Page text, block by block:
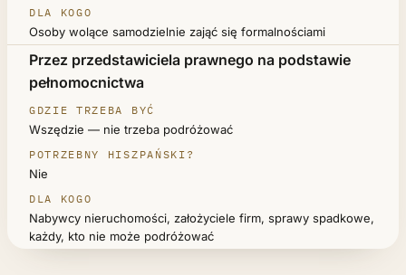
Osoby wolące samodzielnie zająć się formalnościami
Przez przedstawiciela prawnego na podstawie
pełnomocnictwa
Wszędzie — nie trzeba podróżować
Nie
Nabywcy nieruchomości, założyciele firm, sprawy spadkowe,
każdy, kto nie może podróżować